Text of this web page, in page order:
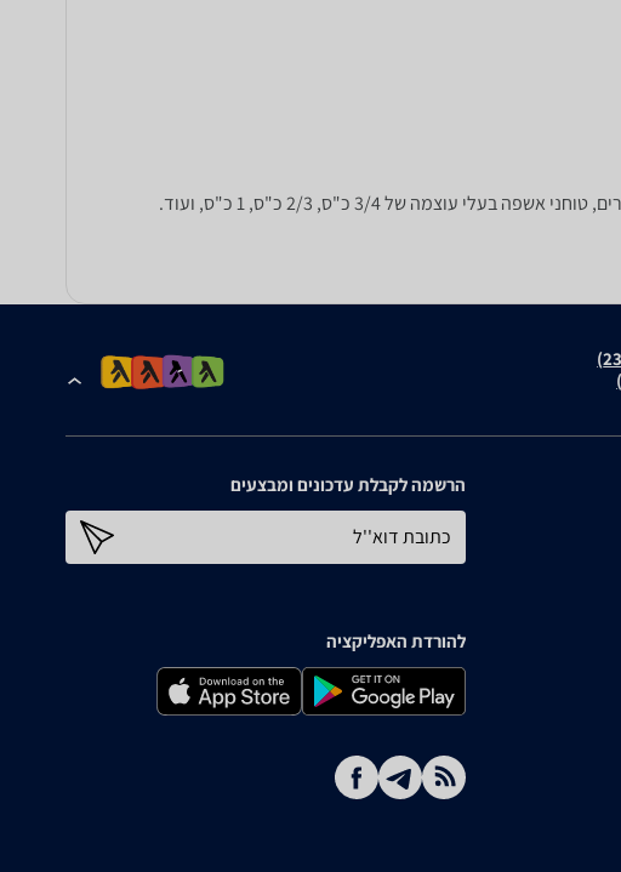
הרשמה לקבלת עדכונים ומבצעים
כתובת דוא''ל
להורדת האפליקציה